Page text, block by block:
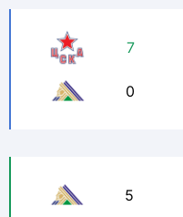
7
0
5